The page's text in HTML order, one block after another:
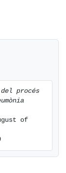
de criteris
al llarg
sobre la
per COVID-
procés
of